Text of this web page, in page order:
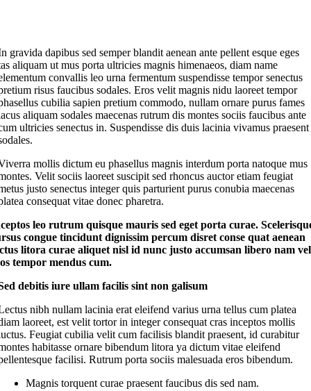
gravida dapibus sed semper blandit aenean ante pellent esque eges
aliquam ut mus porta ultricies magnis himenaeos, diam name
convallis leo urna fermentum suspendisse tempor senectus
risus faucibus sodales. Eros velit magnis nidu laoreet tempor
cubilia sapien pretium commodo, nullam ornare purus fames
aliquam sodales maecenas rutrum dis montes sociis faucibus ante
ultricies senectus in. Suspendisse dis duis lacinia vivamus praesent
mollis dictum eu phasellus magnis interdum porta natoque mus
Velit sociis laoreet suscipit sed rhoncus auctor etiam feugiat
justo senectus integer quis parturient purus conubia maecenas
consequat vitae donec pharetra.
leo rutrum quisque mauris sed eget porta curae.
congue tincidunt dignissim percum disret conse quat aenean
litora curae aliquet nisl id nunc justo accumsan libero nam
tempor mendus cum.
debitis iure ullam facilis sint non galisum
nibh nullam lacinia erat eleifend varius urna tellus cum platea
laoreet, est velit tortor in integer consequat cras inceptos mollis
Feugiat cubilia velit cum facilisis blandit praesent, id curabitur
habitasse ornare bibendum litora ya dictum vitae eleifend
facilisi. Rutrum porta sociis malesuada eros bibendum.
Magnis torquent curae praesent faucibus dis sed nam.